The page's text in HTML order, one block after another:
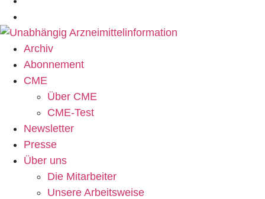
Archiv
Abonnement
CME
Über CME
CME-Test
Newsletter
Presse
Über uns
Die Mitarbeiter
Unsere Arbeitsweise